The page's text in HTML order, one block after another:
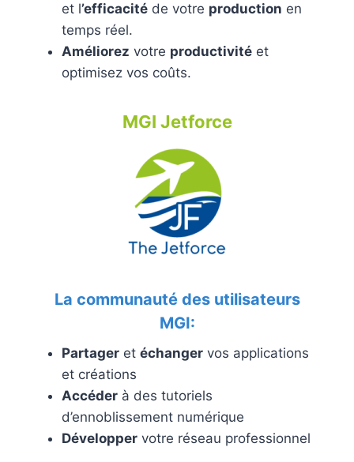
et l’efficacité de votre production en
temps réel.
Améliorez votre productivité et
optimisez vos coûts.
MGI Jetforce
La communauté des utilisateurs
MGI:
Partager et échanger vos applications
et créations
Accéder à des tutoriels
d’ennoblissement numérique
Développer votre réseau professionnel